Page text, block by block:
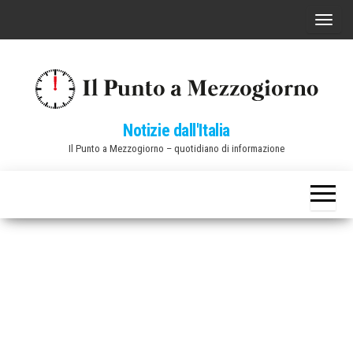
C
a
v
Notizie dall'Italia
Il Punto a Mezzogiorno – quotidiano di informazione